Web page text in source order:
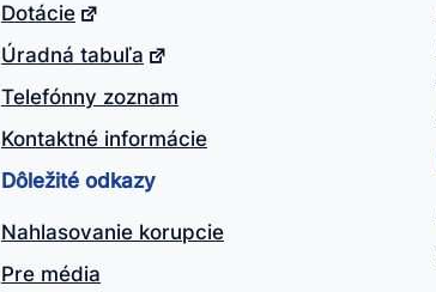
Dotácie
Úradná tabuľa
Telefónny zoznam
Kontaktné informácie
Dôležité odkazy
Nahlasovanie korupcie
Pre média